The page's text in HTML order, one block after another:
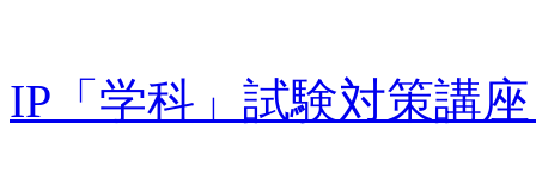
IP「学科」試験対策講